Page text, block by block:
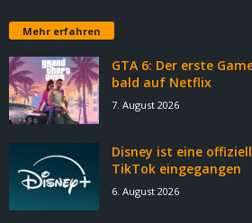
Mehr erfahren
GTA 6: Der erste
bald auf Netflix
7. August 2026
Disney ist eine
TikTok eingegangen
6. August 2026